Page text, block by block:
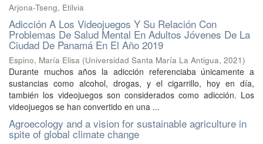
Arjona-Tseng, Etilvia
Adicción A Los Videojuegos Y Su Relación Con
Problemas De Salud Mental En Adultos Jóvenes De La
Ciudad De Panamá En El Año 2019
Espino, María Elisa (Universidad Santa María La Antigua, 2021)
Durante muchos años la adicción referenciaba únicamente a
sustancias como alcohol, drogas, y el cigarrillo, hoy en día,
también los videojuegos son considerados como adicción. Los
videojuegos se han convertido en una ...
Agroecology and a vision for sustainable agriculture in
spite of global climate change